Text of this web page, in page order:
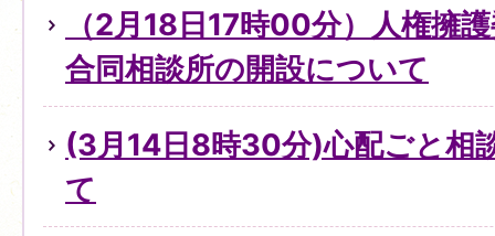
（2月18日17時00分）人権擁
合同相談所の開設について
(3月14日8時30分)心配ごと相
て